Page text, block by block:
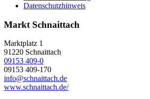
Datenschutzhinweis
Markt Schnaittach
Marktplatz 1
91220 Schnaittach
09153 409-0
09153 409-170
info@schnaittach.de
www.schnaittach.de/